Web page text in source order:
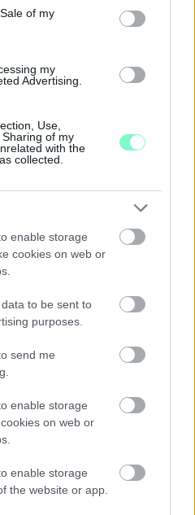
of my
my
Advertising.
Use,
of my
with the
collected.
enable storage
cookies on web or
to be sent to
purposes.
send me
enable storage
on web or
enable storage
the website or app.
–
ÉS
A LÁTOGATÓKAT A
idején ráadásul a Várkazamata
ÉS AZ ÖNKÉNY ELLEN
A VÉDVONAL LEVELEZŐ